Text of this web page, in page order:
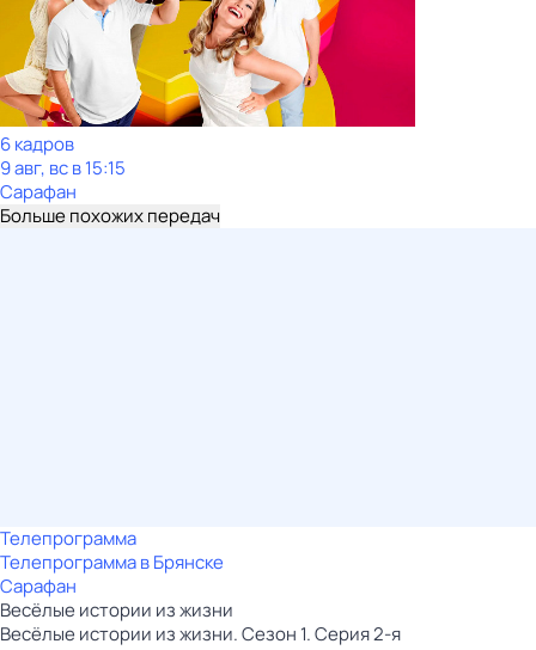
6 кадров
9 авг, вс в 15:15
Сарафан
Больше похожих передач
Телепрограмма
Телепрограмма в Брянске
Сарафан
Весёлые истории из жизни
Весёлые истории из жизни. Сезон 1. Серия 2-я